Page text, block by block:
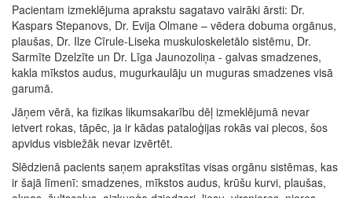
Pacientam izmeklējuma aprakstu sagatavo vairāki ārsti: Dr.
Kaspars Stepanovs, Dr. Evija Olmane – vēdera dobuma orgānus,
plaušas, Dr. Ilze Cīrule-Liseka muskuloskeletālo sistēmu, Dr.
Sarmīte Dzelzīte un Dr. Līga Jaunozoliņa - galvas smadzenes,
kakla mīkstos audus, mugurkaulāju un muguras smadzenes visā
garumā.
Jāņem vērā, ka fizikas likumsakarību dēļ izmeklējumā nevar
ietvert rokas, tāpēc, ja ir kādas pataloģijas rokās vai plecos, šos
apvidus visbiežāk nevar izvērtēt.
Slēdzienā pacients saņem aprakstītas visas orgānu sistēmas, kas
ir šajā līmenī: smadzenes, mīkstos audus, krūšu kurvi, plaušas,